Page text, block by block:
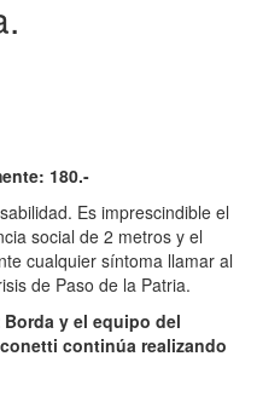
180.-
Es imprescindible el
social de 2 metros y el
cualquier síntoma llamar al
de Paso de la Patria.
y el equipo del
continúa realizando